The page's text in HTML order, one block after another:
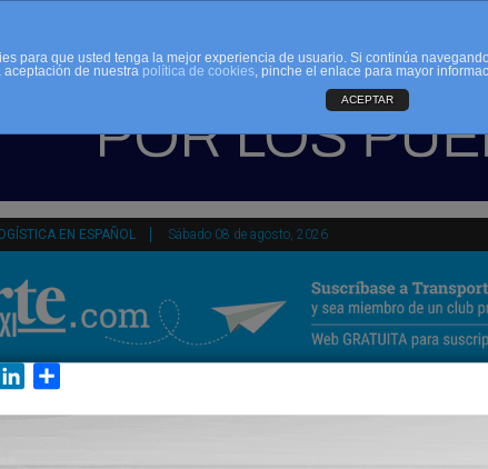
EN ESPAÑOL Sábado 08 de agosto, 2026
OPINIÓN
para que usted tenga la mejor experiencia de usuario. Si continúa
de nuestra política de cookies, pinche el enlace para mayor
ACEPTAR
TwitterLinkedIn